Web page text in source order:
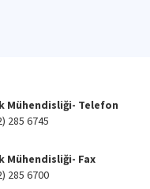
Mühendisliği- Telefon
285 6745
Mühendisliği- Fax
285 6700